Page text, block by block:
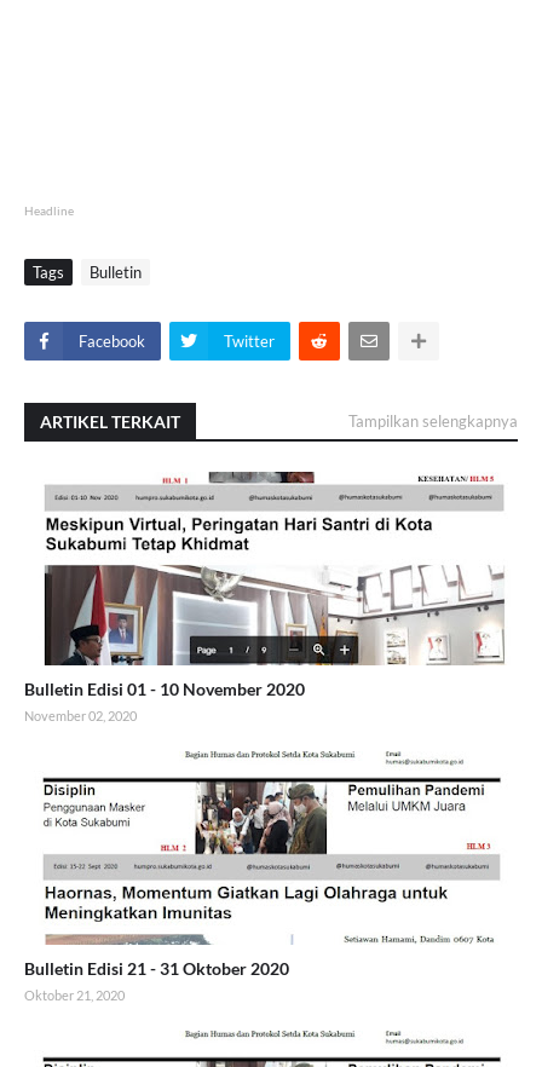
Headline
Tags Bulletin
Facebook Twitter
ARTIKEL TERKAIT Tampilkan selengkapnya
Bulletin Edisi 01 - 10 November 2020
November 02, 2020
Bulletin Edisi 21 - 31 Oktober 2020
Oktober 21, 2020